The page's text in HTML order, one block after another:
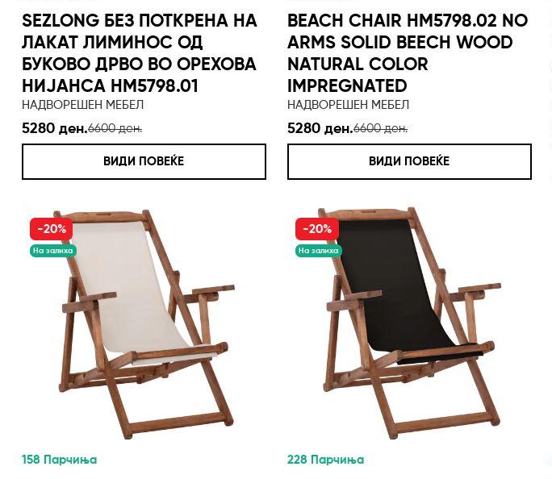
SEZLONG БЕЗ ПОТКРЕНА НА
ЛАКАТ ЛИМИНОС ОД
БУКОВО ДРВО ВО ОРЕХОВА
НИЈАНСА HM5798.01
НАДВОРЕШЕН МЕБЕЛ
5280 ден.6600 ден.
ВИДИ ПОВЕЌЕ
BEACH CHAIR HM5798.02 NO
ARMS SOLID BEECH WOOD
NATURAL COLOR
IMPREGNATED
НАДВОРЕШЕН МЕБЕЛ
5280 ден.6600 ден.
ВИДИ ПОВЕЌЕ
-20%
На залиха
158 Парчиња
-20%
На залиха
228 Парчиња